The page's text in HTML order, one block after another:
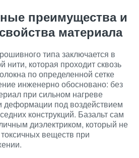
преимущества и
материала
типа заключается в
нити, которая проходит сквозь
по определенной сетке
инженерно обосновано: без
при сильном нагреве
деформации под воздействием
конструкций. Базальт сам
диэлектриком, который не
веществ при